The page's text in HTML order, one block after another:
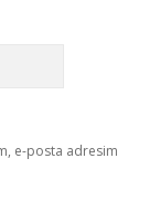
e-posta adresim